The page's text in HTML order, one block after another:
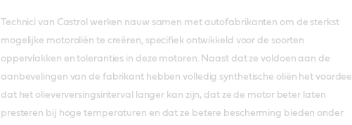
Technici van Castrol werken nauw samen met autofabrikanten om de sterkst
mogelijke motoroliën te creëren, specifiek ontwikkeld voor de soorten
oppervlakken en toleranties in deze motoren. Naast dat ze voldoen aan de
aanbevelingen van de fabrikant hebben volledig synthetische oliën het voordeel
dat het olieverversingsinterval langer kan zijn, dat ze de motor beter laten
presteren bij hoge temperaturen en dat ze betere bescherming bieden onder